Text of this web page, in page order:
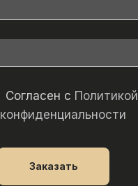
Согласен с Политикой
конфиденциальности